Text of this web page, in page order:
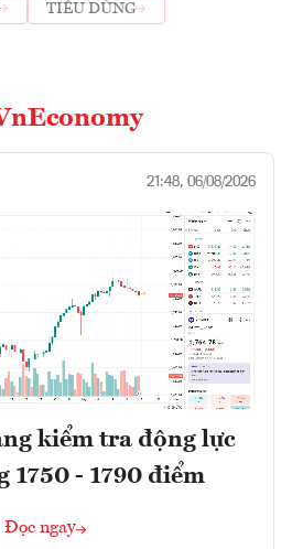
TIÊU DÙNG
21:48, 06/08/2026
kiểm tra động lực
1750 - 1790 điểm
Đọc ngay